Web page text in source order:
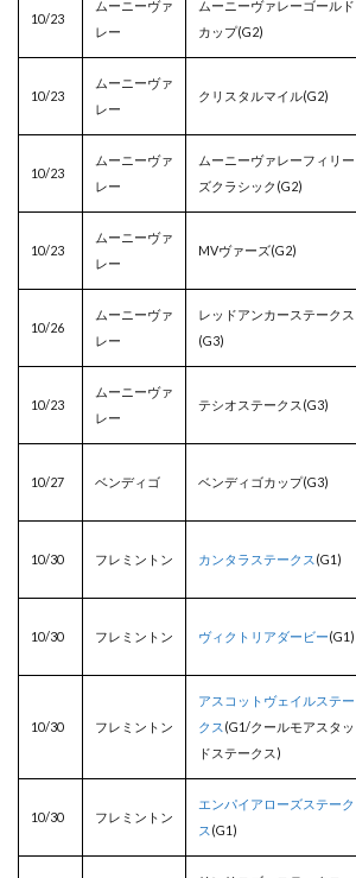
10/23
ムーニーヴァ
レー
ムーニーヴァレーゴールド
カップ(G2)
10/23
ムーニーヴァ
レー
クリスタルマイル(G2)
10/23
ムーニーヴァ
レー
ムーニーヴァレーフィリー
ズクラシック(G2)
10/23
ムーニーヴァ
レー
MVヴァーズ(G2)
10/26
ムーニーヴァ
レー
レッドアンカーステークス
(G3)
10/23
ムーニーヴァ
レー
テシオステークス(G3)
10/27 ベンディゴ ベンディゴカップ(G3)
10/30 フレミントン カンタラステークス (G1)
10/30 フレミントン ヴィクトリアダービー(G1)
10/30 フレミントン
アスコットヴェイルステー
クス (G1/クールモアスタッ
ドステークス)
10/30 フレミントン
エンパイアローズステーク
ス (G1)